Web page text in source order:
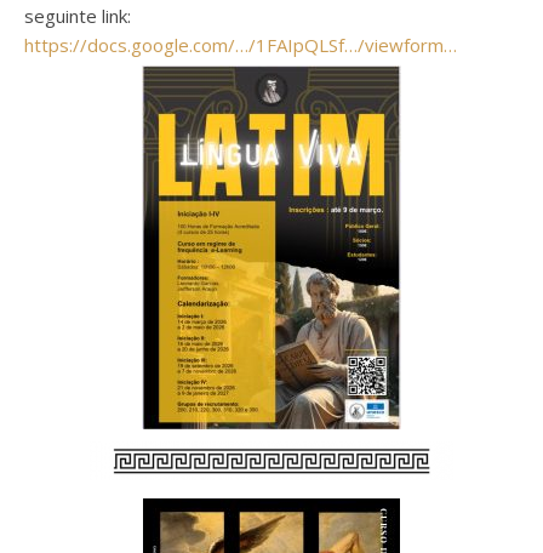
seguinte link:
https://docs.google.com/…/1FAIpQLSf…/viewform…